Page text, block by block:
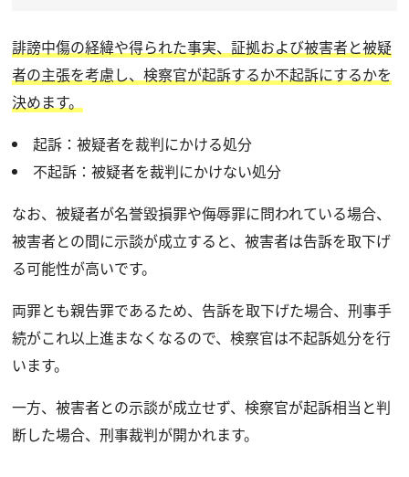
誹謗中傷の経緯や得られた事実、証拠および被害者と被疑
者の主張を考慮し、検察官が起訴するか不起訴にするかを
決めます。
起訴：被疑者を裁判にかける処分
不起訴：被疑者を裁判にかけない処分
なお、被疑者が名誉毀損罪や侮辱罪に問われている場合、
被害者との間に示談が成立すると、被害者は告訴を取下げ
る可能性が高いです。
両罪とも親告罪であるため、告訴を取下げた場合、刑事手
続がこれ以上進まなくなるので、検察官は不起訴処分を行
います。
一方、被害者との示談が成立せず、検察官が起訴相当と判
断した場合、刑事裁判が開かれます。